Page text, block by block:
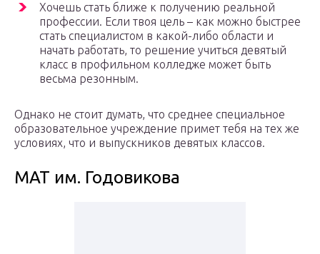
Хочешь стать ближе к получению реальной
профессии. Если твоя цель – как можно быстрее
стать специалистом в какой-либо области и
начать работать, то решение учиться девятый
класс в профильном колледже может быть
весьма резонным.
Однако не стоит думать, что среднее специальное
образовательное учреждение примет тебя на тех же
условиях, что и выпускников девятых классов.
МАТ им. Годовикова